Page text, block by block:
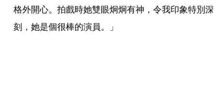
格外開心。拍戲時她雙眼炯炯有神，令我印象特別深
刻，她是個很棒的演員。」